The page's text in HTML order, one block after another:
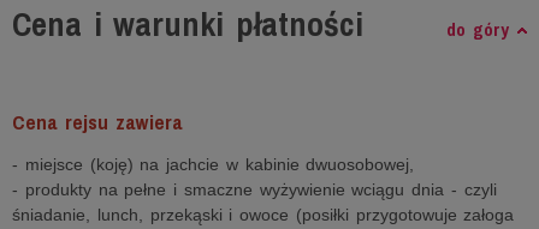
Cena i warunki płatności do góry
Cena rejsu zawiera
- miejsce (koję) na jachcie w kabinie dwuosobowej,
- produkty na pełne i smaczne wyżywienie wciągu dnia - czyli
śniadanie, lunch, przekąski i owoce (posiłki przygotowuje załoga